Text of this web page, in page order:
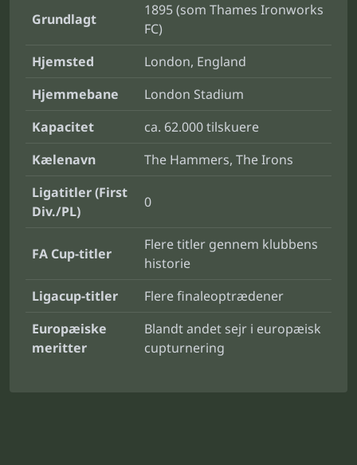
Grundlagt
1895 (som Thames Ironworks
FC)
Hjemsted
London, England
Hjemmebane
London Stadium
Kapacitet
ca. 62.000 tilskuere
Kælenavn
The Hammers, The Irons
Ligatitler (First
Div./PL)
0
FA Cup-titler
Flere titler gennem klubbens
historie
Ligacup-titler
Flere finaleoptrædener
Europæiske
meritter
Blandt andet sejr i europæisk
cupturnering